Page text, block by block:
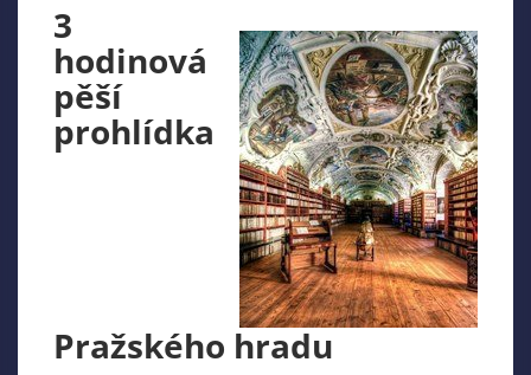
3
hodinová
pěší
prohlídka
Pražského hradu